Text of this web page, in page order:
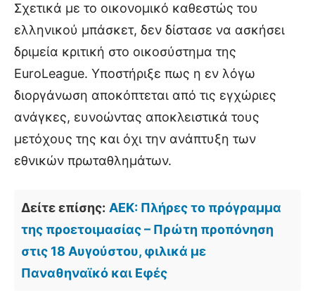
Σχετικά με το οικονομικό καθεστώς του
ελληνικού μπάσκετ, δεν δίστασε να ασκήσει
δριμεία κριτική στο οικοσύστημα της
EuroLeague. Υποστήριξε πως η εν λόγω
διοργάνωση αποκόπτεται από τις εγχώριες
ανάγκες, ευνοώντας αποκλειστικά τους
μετόχους της και όχι την ανάπτυξη των
εθνικών πρωταθλημάτων.
Δείτε επίσης: ΑΕΚ: Πλήρες το πρόγραμμα
της προετοιμασίας – Πρώτη προπόνηση
στις 18 Αυγούστου, φιλικά με
Παναθηναϊκό και Εφές